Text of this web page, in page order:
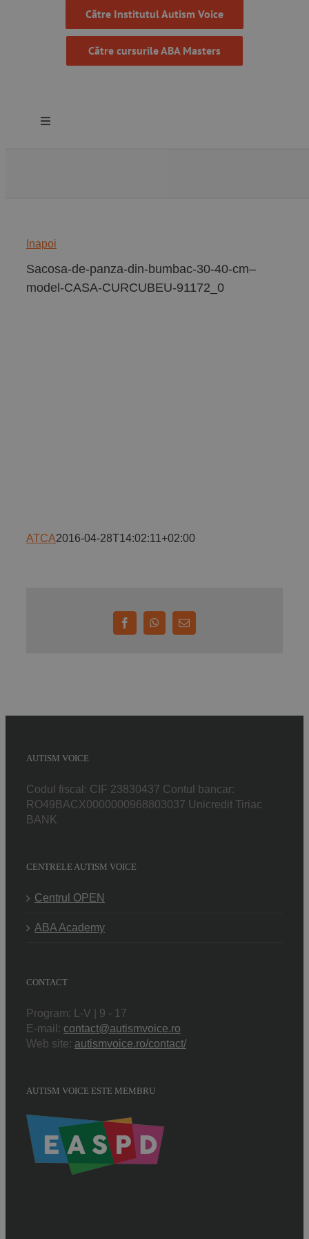
Către Institutul Autism Voice
Către cursurile ABA Masters
Toggle
Programe
Proiecte
Inapoi
Sacosa-de-panza-din-bumbac-30-40-cm–
model-CASA-CURCUBEU-91172_0
ATCA2016-04-28T14:02:11+02:00
FacebookWhatsApp
E-
AUTISM VOICE
Codul fiscal: CIF 23830437 Contul bancar:
RO49BACX0000000968803037 Unicredit Tiriac
BANK
CENTRELE AUTISM VOICE
Centrul OPEN
ABA Academy
CONTACT
Program: L-V | 9 - 17
E-mail: contact@autismvoice.ro
Web site: autismvoice.ro/contact/
AUTISM VOICE ESTE MEMBRU